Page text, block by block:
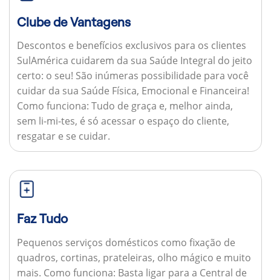
Clube de Vantagens
Descontos e benefícios exclusivos para os clientes
SulAmérica cuidarem da sua Saúde Integral do jeito
certo: o seu! São inúmeras possibilidade para você
cuidar da sua Saúde Física, Emocional e Financeira!
Como funciona: Tudo de graça e, melhor ainda,
sem li-mi-tes, é só acessar o espaço do cliente,
resgatar e se cuidar.
Faz Tudo
Pequenos serviços domésticos como fixação de
quadros, cortinas, prateleiras, olho mágico e muito
mais. Como funciona: Basta ligar para a Central de